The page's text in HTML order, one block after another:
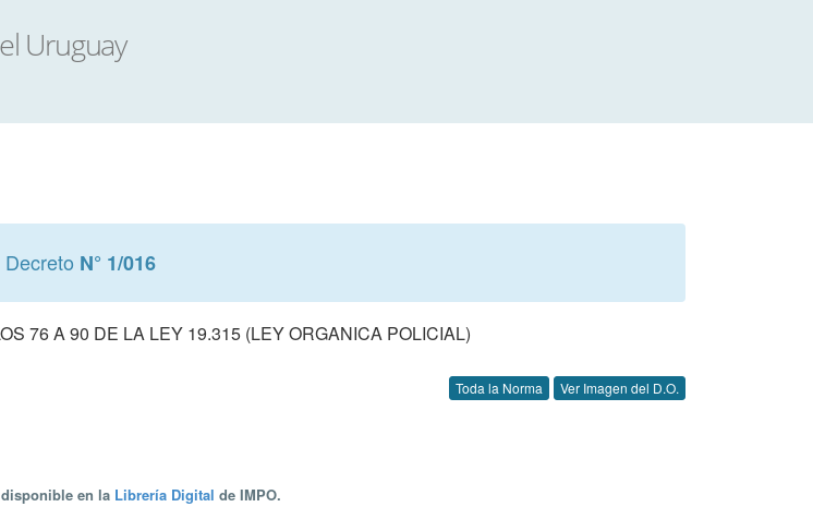
Decreto N° 1/016
76 A 90 DE LA LEY 19.315 (LEY ORGANICA POLICIAL)
Toda la Norma Ver Imagen del D.O.
en la Librería Digital de IMPO.